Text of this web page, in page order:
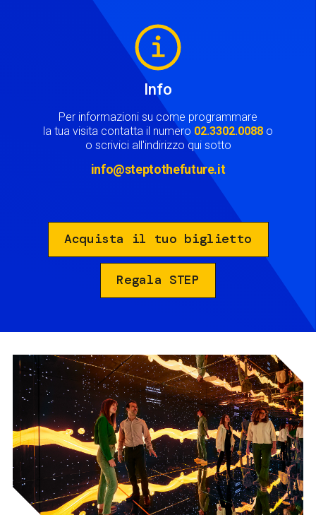
Info
Per informazioni su come programmare
la tua visita contatta il numero 02.3302.0088 o
o scrivici all'indirizzo qui sotto
info@steptothefuture.it
Acquista il tuo biglietto
Regala STEP